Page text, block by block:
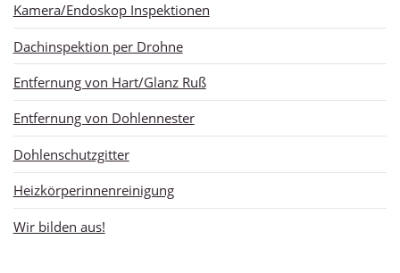
Kamera/Endoskop Inspektionen
Dachinspektion per Drohne
Entfernung von Hart/Glanz Ruß
Entfernung von Dohlennester
Dohlenschutzgitter
Heizkörperinnenreinigung
Wir bilden aus!